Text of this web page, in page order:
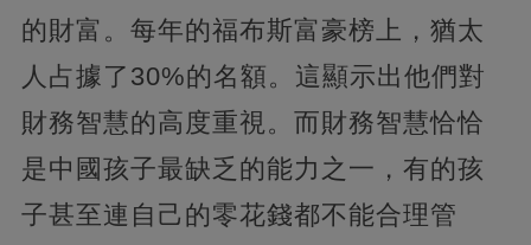
的財富。每年的福布斯富豪榜上，猶太
人占據了30%的名額。這顯示出他們對
財務智慧的高度重視。而財務智慧恰恰
是中國孩子最缺乏的能力之一，有的孩
子甚至連自己的零花錢都不能合理管